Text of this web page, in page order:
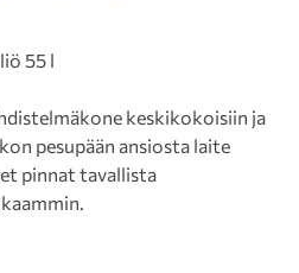
55 l
keskikokoisiin ja
pesupään ansiosta laite
pinnat tavallista